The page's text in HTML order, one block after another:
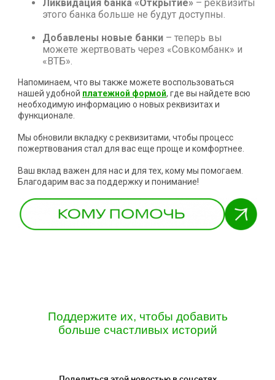
Ликвидация банка «Открытие» – реквизиты
этого банка больше не будут доступны.
Добавлены новые банки – теперь вы
можете жертвовать через «Совкомбанк» и
«ВТБ».
Напоминаем, что вы также можете воспользоваться
нашей удобной платежной формой, где вы найдете всю
необходимую информацию о новых реквизитах и
функционале.
Мы обновили вкладку с реквизитами, чтобы процесс
пожертвования стал для вас еще проще и комфортнее.
Ваш вклад важен для нас и для тех, кому мы помогаем.
Благодарим вас за поддержку и понимание!
Поддержите их, чтобы добавить
больше счастливых историй